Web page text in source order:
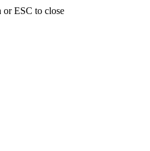
or ESC to close